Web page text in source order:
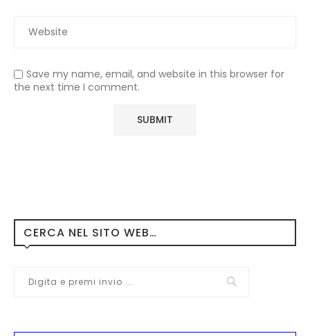
Save my name, email, and website in this browser for
the next time I comment.
CERCA NEL SITO WEB…